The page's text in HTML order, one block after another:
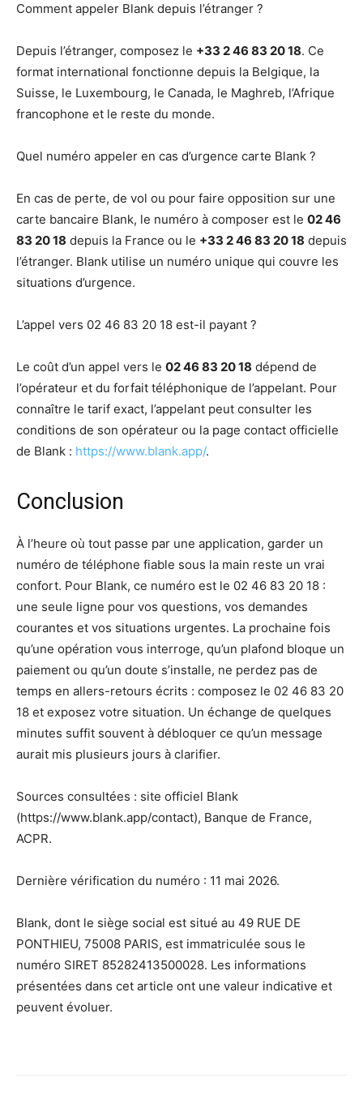
Comment appeler Blank depuis l’étranger ?
Depuis l’étranger, composez le +33 2 46 83 20 18. Ce
format international fonctionne depuis la Belgique, la
Suisse, le Luxembourg, le Canada, le Maghreb, l’Afrique
francophone et le reste du monde.
Quel numéro appeler en cas d’urgence carte Blank ?
En cas de perte, de vol ou pour faire opposition sur une
carte bancaire Blank, le numéro à composer est le 02 46
83 20 18 depuis la France ou le +33 2 46 83 20 18 depuis
l’étranger. Blank utilise un numéro unique qui couvre les
situations d’urgence.
L’appel vers 02 46 83 20 18 est-il payant ?
Le coût d’un appel vers le 02 46 83 20 18 dépend de
l’opérateur et du forfait téléphonique de l’appelant. Pour
connaître le tarif exact, l’appelant peut consulter les
conditions de son opérateur ou la page contact officielle
de Blank : https://www.blank.app/.
Conclusion
À l’heure où tout passe par une application, garder un
numéro de téléphone fiable sous la main reste un vrai
confort. Pour Blank, ce numéro est le 02 46 83 20 18 :
une seule ligne pour vos questions, vos demandes
courantes et vos situations urgentes. La prochaine fois
qu’une opération vous interroge, qu’un plafond bloque un
paiement ou qu’un doute s’installe, ne perdez pas de
temps en allers-retours écrits : composez le 02 46 83 20
18 et exposez votre situation. Un échange de quelques
minutes suffit souvent à débloquer ce qu’un message
aurait mis plusieurs jours à clarifier.
Sources consultées : site officiel Blank
(https://www.blank.app/contact), Banque de France,
ACPR.
Dernière vérification du numéro : 11 mai 2026.
Blank, dont le siège social est situé au 49 RUE DE
PONTHIEU, 75008 PARIS, est immatriculée sous le
numéro SIRET 85282413500028. Les informations
présentées dans cet article ont une valeur indicative et
peuvent évoluer.